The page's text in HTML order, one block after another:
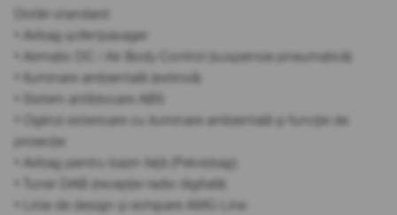
Dotări standard:
• Airbag șofer/pasager
• Airmatic DC / Air Body Control (suspensie pneumatică)
• Iluminare ambientală (extinsă)
• Sistem antiblocare ABS
• Oglinzi exterioare cu iluminare ambientală și funcție de
proiecție
• Airbag pentru bazin față (Pelvisbag)
• Tuner DAB (recepție radio digitală)
• Linie de design și echipare AMG Line